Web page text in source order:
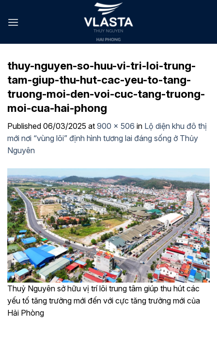
thuy-nguyen-so-huu-vi-tri-loi-trung-
tam-giup-thu-hut-cac-yeu-to-tang-
truong-moi-den-voi-cuc-tang-truong-
moi-cua-hai-phong
Published 06/03/2025 at 900 × 506 in Lộ diện khu đô thị
mới nơi “vùng lõi” định hình tương lai đáng sống ở Thủy
Nguyên
Thuỷ Nguyên sở hữu vị trí lõi trung tâm giúp thu hút các
yếu tố tăng trưởng mới đến với cực tăng trưởng mới của
Hải Phòng